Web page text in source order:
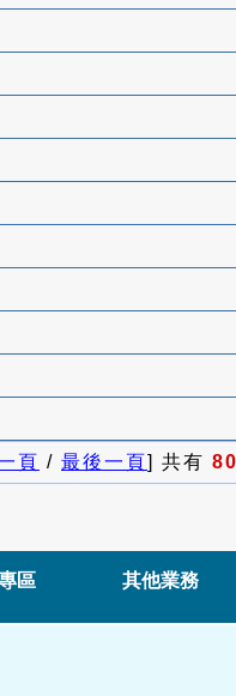
頁 / 最後一頁] 共有
區 其他業務